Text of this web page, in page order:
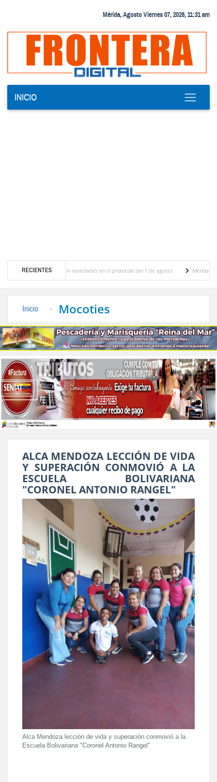
Mérida, Agosto Viernes 07, 2026, 11:31 am
INICIO
RECIENTES
y se conocieron novedades en el protocolo del 7 de agosto
Mérida territorio
Inicio Mocoties
ALCA MENDOZA LECCIÓN DE VIDA
Y SUPERACIÓN CONMOVIÓ A LA
ESCUELA BOLIVARIANA
"CORONEL ANTONIO RANGEL"
Alca Mendoza lección de vida y superación conmovió a la
Escuela Bolivariana "Coronel Antonio Rangel"